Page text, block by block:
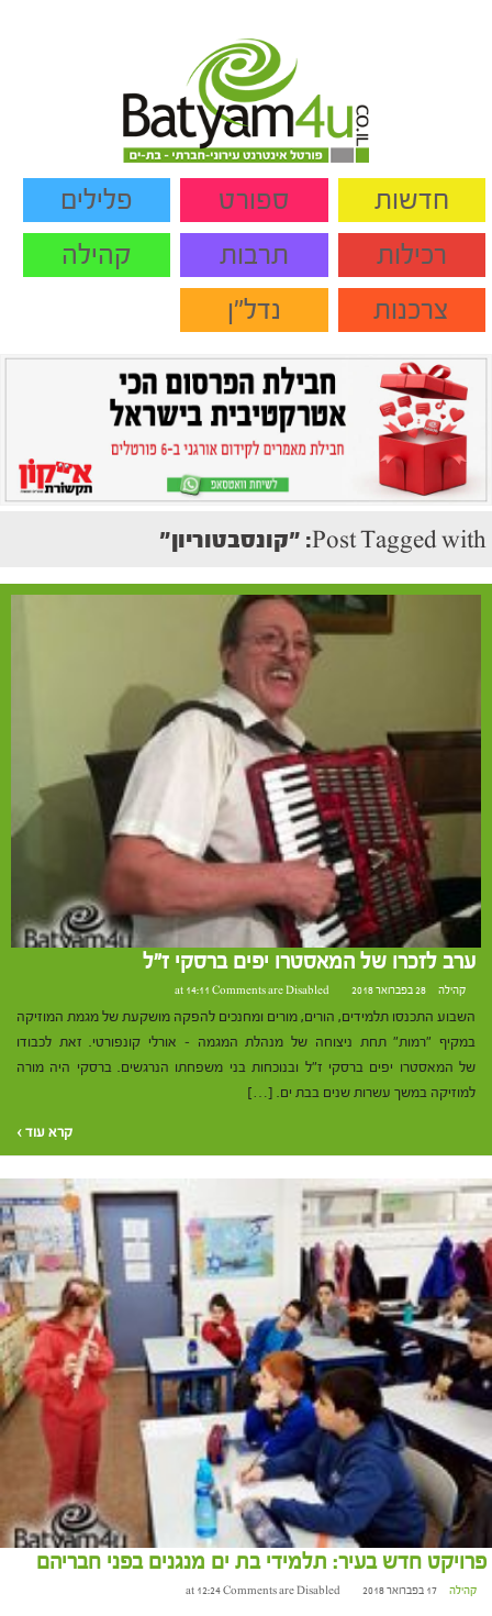
חדשות ספורט
פלילים
רכילות
תרבות
קהילה
צרכנות
נדל"ן
Post Tagged with: "קונסבטוריון"
ערב לזכרו של המאסטרו יפים ברסקי ז"ל
קהילה 28 בפברואר 2018 at 14:11 Comments are Disabled
השבוע התכנסו תלמידים, הורים, מורים ומחנכים להפקה מושקעת של מגמת המוזיקה
במקיף "רמות" תחת ניצוחה של מנהלת המגמה – אורלי קונפורטי. זאת לכבודו
של המאסטרו יפים ברסקי ז"ל ובנוכחות בני משפחתו הנרגשים. ברסקי היה מורה
למוזיקה במשך עשרות שנים בבת ים. […]
קרא עוד ›
פרויקט חדש בעיר: תלמידי בת ים מנגנים בפני חבריהם
קהילה 17 בפברואר 2018 at 12:24 Comments are Disabled